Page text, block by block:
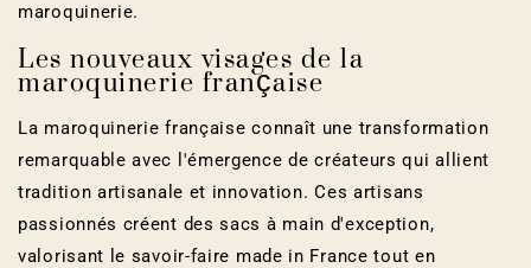
maroquinerie.
Les nouveaux visages de la
maroquinerie française
La maroquinerie française connaît une transformation
remarquable avec l'émergence de créateurs qui allient
tradition artisanale et innovation. Ces artisans
passionnés créent des sacs à main d'exception,
valorisant le savoir-faire made in France tout en